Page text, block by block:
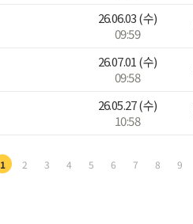
26.06.03(수)
09:59
26.07.01 (수)
09:58
26.05.27(수)
10:58
1 2 3 4 5 6 7 8 9